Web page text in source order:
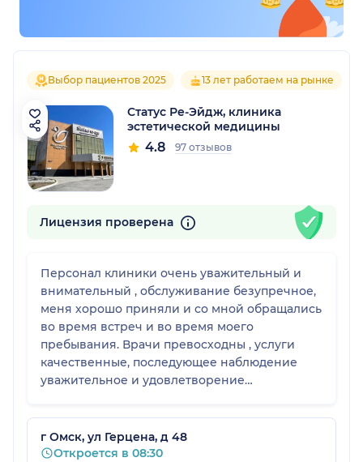
Выбор пациентов 2025 13 лет работаем на рынке
Статус Ре-Эйдж, клиника
эстетической медицины
4.8 97 отзывов
Лицензия проверена
Персонал клиники очень уважительный и
внимательный , обслуживание безупречное,
меня хорошо приняли и со мной обращались
во время встреч и во время моего
пребывания. Врачи превосходны , услуги
качественные, последующее наблюдение
уважительное и удовлетворение
клинику♥️♥️♥️
г Омск, ул Герцена, д 48
Откроется в 08:30